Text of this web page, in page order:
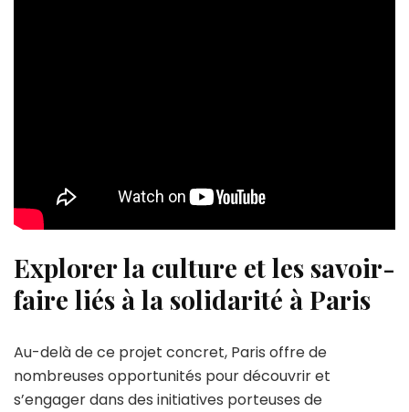
Explorer la culture et les savoir-
faire liés à la solidarité à Paris
Au-delà de ce projet concret, Paris offre de
nombreuses opportunités pour découvrir et
s’engager dans des initiatives porteuses de